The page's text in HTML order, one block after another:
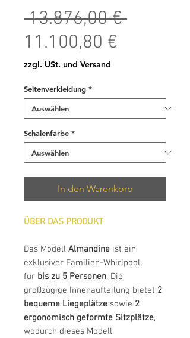
13.876,00 €
11.100,80 €
zzgl. USt. und Versand
Seitenverkleidung *
Schalenfarbe *
In den Warenkorb
ÜBER DAS PRODUKT
Das Modell Almandine ist ein
exklusiver Familien-Whirlpool
für bis zu 5 Personen. Die
großzügige Innenaufteilung bietet 2
bequeme Liegeplätze sowie 2
ergonomisch geformte Sitzplätze,
wodurch dieses Modell